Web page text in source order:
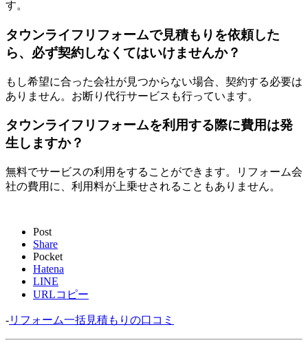
す。
タウンライフリフォームで見積もりを依頼した
ら、必ず契約しなくてはいけませんか？
もし希望に合った会社が見つからない場合、契約する必要は
ありません。お断り代行サービスも行っています。
タウンライフリフォームを利用する際に費用は発
生しますか？
無料でサービスの利用をすることができます。リフォーム会
社の費用に、利用料が上乗せされることもありません。
Post
Share
Pocket
Hatena
LINE
URLコピー
-リフォーム一括見積もりの口コミ